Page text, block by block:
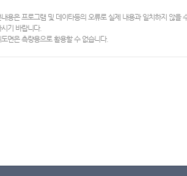
용은 프로그램 및 데이타등의 오류로 실제 내용과 일치하지 않을
기 바랍니다.
면은 측량용으로 활용할 수 없습니다.